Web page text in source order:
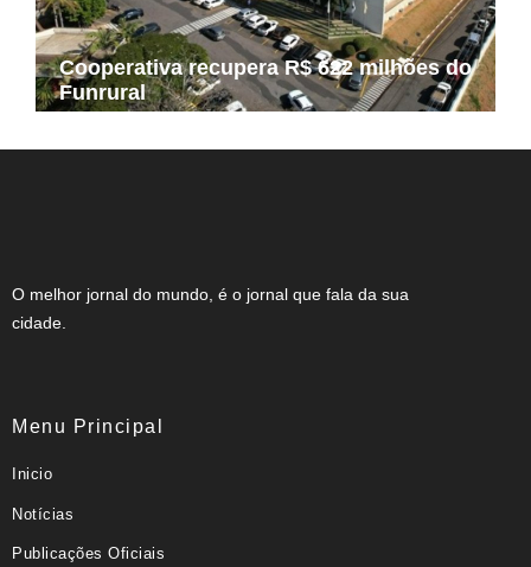
Cooperativa recupera R$ 622 milhões do
Funrural
O melhor jornal do mundo, é o jornal que fala da sua
cidade.
Menu Principal
Inicio
Notícias
Publicações Oficiais